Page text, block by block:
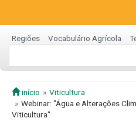
Regiões Vocabulário Agrícola
início
Viticultura
Webinar: "Água e Alterações
Viticultura"